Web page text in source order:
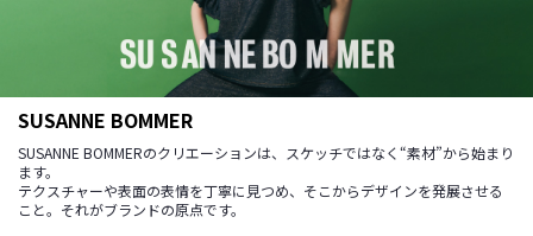
SUSANNE BOMMER
SUSANNE BOMMERのクリエーションは、スケッチではなく“素材”から始まり
ます。
テクスチャーや表面の表情を丁寧に見つめ、そこからデザインを発展させる
こと。それがブランドの原点です。